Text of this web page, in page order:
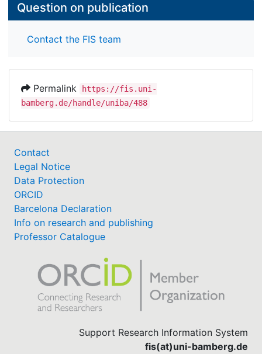
Question on publication
Contact the FIS team
Permalink
https://fis.uni-
bamberg.de/handle/uniba/488
Contact
Legal Notice
Data Protection
ORCID
Barcelona Declaration
Info on research and publishing
Professor Catalogue
Support Research Information System
fis(at)uni-bamberg.de